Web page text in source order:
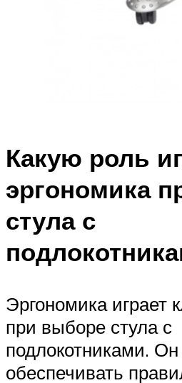
Какую роль
эргономика
стула с
Эргономика играет
при выборе стула с
подлокотниками.
обеспечивать